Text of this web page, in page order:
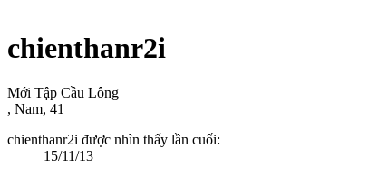
chienthanr2i
Mới Tập Cầu Lông
, Nam, 41
chienthanr2i được nhìn thấy lần cuối:
15/11/13